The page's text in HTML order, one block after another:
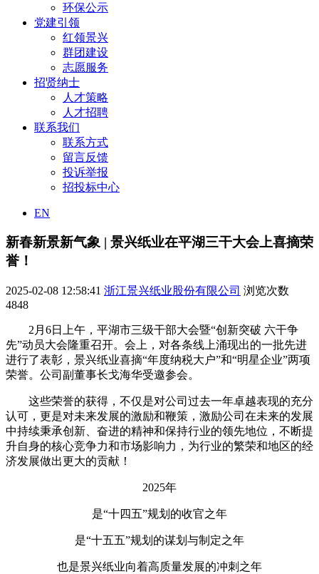
环保公示
党建引领
红领景兴
群团建设
志愿服务
招贤纳士
人才策略
人才招聘
联系我们
联系方式
留言反馈
投诉举报
招投标中心
EN
新春新景新气象 | 景兴纸业在平湖三干大会上喜摘荣
誉！
2025-02-08 12:58:41 浙江景兴纸业股份有限公司 浏览次数
4848
2月6日上午，平湖市三级干部大会暨“创新突破 六干争
先”动员大会隆重召开。会上，对各条线上涌现出的一批先进
进行了表彰，景兴纸业喜摘“年度纳税大户”和“明星企业”两项
荣誉。公司副董事长戈海华受邀参会。
这些荣誉的获得，不仅是对公司过去一年卓越表现的充分
认可，更是对未来发展的激励和鞭策，激励公司在未来的发展
中持续秉承创新、奋进的精神和保持行业的领先地位，不断提
升自身的核心竞争力和市场影响力，为行业的繁荣和地区的经
济发展做出更大的贡献！
2025年
是“十四五”规划的收官之年
是“十五五”规划的谋划与制定之年
也是景兴纸业向着高质量发展的冲刺之年